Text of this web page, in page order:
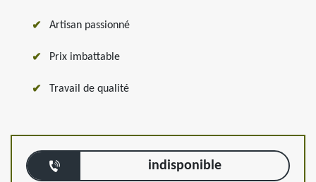
Artisan passionné
Prix imbattable
Travail de qualité
indisponible